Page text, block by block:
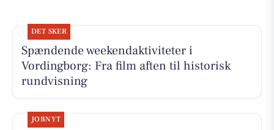
DET SKER
Spændende weekendaktiviteter i
Vordingborg: Fra film aften til historisk
rundvisning
JOBNYT